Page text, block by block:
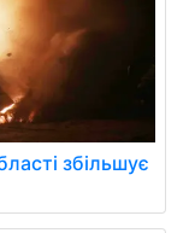
збільшує